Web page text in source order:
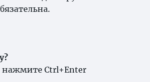
нажмите Ctrl+Enter